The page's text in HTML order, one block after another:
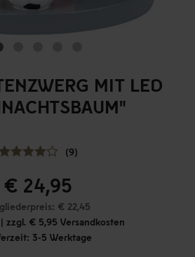
MIT LED
(9)
€ 24,95
€ 22,45
zzgl. € 5,95 Versandkosten
3-5 Werktage